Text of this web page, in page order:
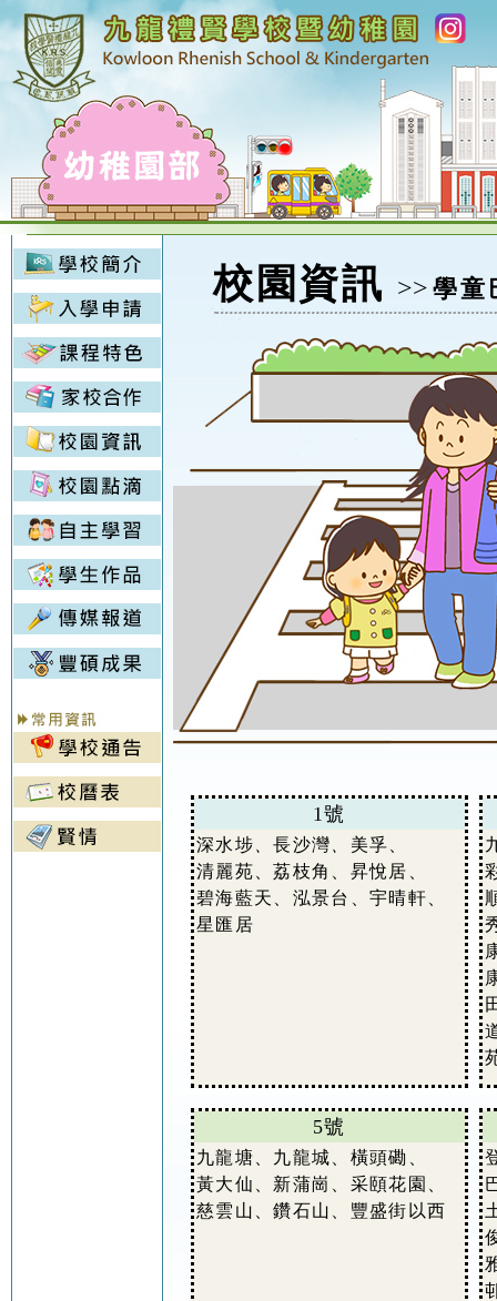
校園資訊 >> 學童
1號
深水埗、長沙灣、 美孚、
清麗苑、荔枝角、昇悅居、
碧海藍天、泓景台、宇晴軒、
星匯居
5號
九龍塘、九龍城、橫頭磡、
黃大仙、新蒲崗、采頤花園、
慈雲山、鑽石山、豐盛街以西